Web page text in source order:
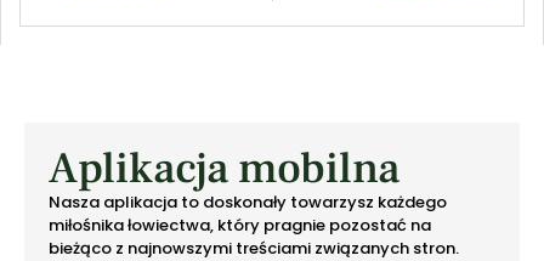
Aplikacja mobilna
Nasza aplikacja to doskonały towarzysz każdego
miłośnika łowiectwa, który pragnie pozostać na
bieżąco z najnowszymi treściami związanych stron.